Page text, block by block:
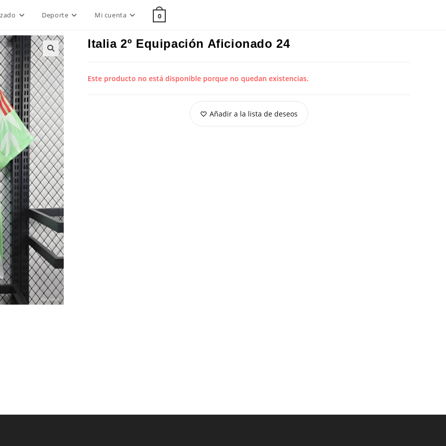
Deporte Mi cuenta 0
Italia 2º Equipación Aficionado 24
Este producto no está disponible porque no quedan existencias.
Añadir a la lista de deseos